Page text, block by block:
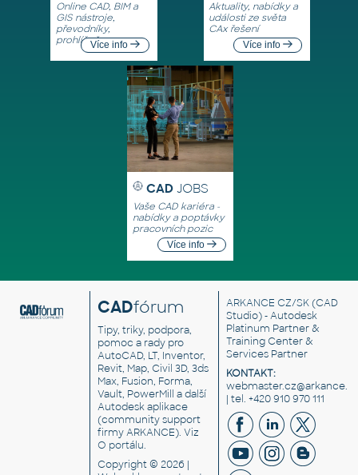
Online CAD, BIM a
GIS nástroje,
převodníky,
prohlížečeVíce info
Aktuality, nabídky a
události ze světa
CAx řešení
Více info
CAD JOBS
Vaše CAD kariéra -
nabídky a poptávky
pracovních pozic
Více info
CADfórum
Tipy, triky, podpora,
pomoc a rady pro
AutoCAD, LT, Inventor,
Revit, Map, Civil 3D, 3ds
Max, Fusion, Forma,
Vault, PowerMill a další
Autodesk aplikace
(community support
firmy ARKANCE). Viz
O portálu.
Copyright © 2026 |
ARKANCE CZ/SK(CAD
Studio) - Autodesk
Platinum Partner &
Training Center &
Services Partner
KONTAKT:
| tel. +420 910 970 111